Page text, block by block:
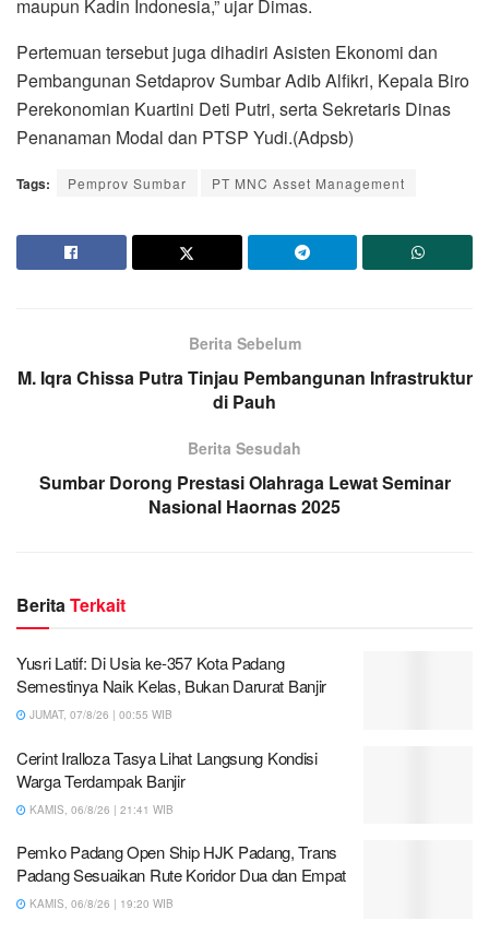
maupun Kadin Indonesia,” ujar Dimas.
Pertemuan tersebut juga dihadiri Asisten Ekonomi dan
Pembangunan Setdaprov Sumbar Adib Alfikri, Kepala Biro
Perekonomian Kuartini Deti Putri, serta Sekretaris Dinas
Penanaman Modal dan PTSP Yudi.(Adpsb)
Tags: Pemprov Sumbar PT MNC Asset Management
Berita Sebelum
M. Iqra Chissa Putra Tinjau Pembangunan Infrastruktur
di Pauh
Berita Sesudah
Sumbar Dorong Prestasi Olahraga Lewat Seminar
Nasional Haornas 2025
BeritaTerkait
Yusri Latif: Di Usia ke-357 Kota Padang
Semestinya Naik Kelas, Bukan Darurat Banjir
JUMAT, 07/8/26 | 00:55 WIB
Cerint Iralloza Tasya Lihat Langsung Kondisi
Warga Terdampak Banjir
KAMIS, 06/8/26 | 21:41 WIB
Pemko Padang Open Ship HJK Padang, Trans
Padang Sesuaikan Rute Koridor Dua dan Empat
KAMIS, 06/8/26 | 19:20 WIB